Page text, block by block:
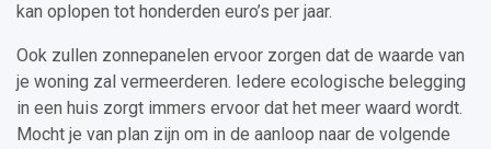
kan oplopen tot honderden euro’s per jaar.
Ook zullen zonnepanelen ervoor zorgen dat de waarde van
je woning zal vermeerderen. Iedere ecologische belegging
in een huis zorgt immers ervoor dat het meer waard wordt.
Mocht je van plan zijn om in de aanloop naar de volgende